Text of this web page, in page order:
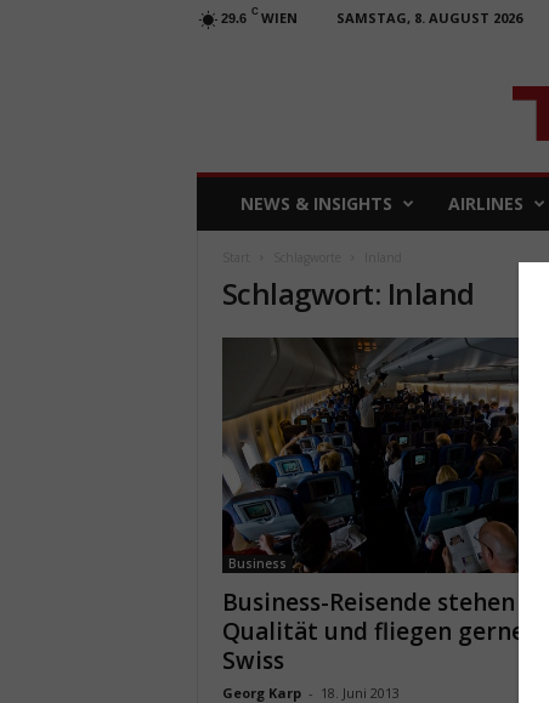
29.6 C WIEN SAMSTAG, 8. AUGUST 2026
A
NEWS & INSIGHTS AIRLINES
Schlagwort: Inland
Business
Business-Reisende stehen
Qualität und fliegen gerne
Swiss
Georg Karp - 18. Juni 2013